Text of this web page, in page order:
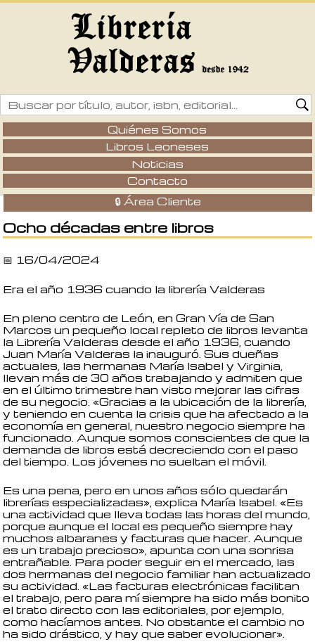
Quiénes Somos
Libros Leoneses
Noticias
Contacto
🔒 Área Cliente
Ocho décadas entre libros
📅 16/04/2024
Era el año 1936 cuando la librería Valderas
En pleno centro de León, en Gran Vía de San
Marcos un pequeño local repleto de libros levanta
la Librería Valderas desde el año 1936, cuando
Juan María Valderas la inauguró. Sus dueñas
actuales, las hermanas María Isabel y Virginia,
llevan más de 30 años trabajando y admiten que
en el último trimestre han visto mejorar las cifras
de su negocio. «Gracias a la ubicación de la librería,
y teniendo en cuenta la crisis que ha afectado a la
economía en general, nuestro negocio siempre ha
funcionado. Aunque somos conscientes de que la
demanda de libros está decreciendo con el paso
del tiempo. Los jóvenes no sueltan el móvil.
Es una pena, pero en unos años sólo quedarán
librerías especializadas», explica María Isabel. «Es
una actividad que lleva todas las horas del mundo,
porque aunque el local es pequeño siempre hay
muchos albaranes y facturas que hacer. Aunque
es un trabajo precioso», apunta con una sonrisa
entrañable. Para poder seguir en el mercado, las
dos hermanas del negocio familiar han actualizado
su actividad. «Las facturas electrónicas facilitan
el trabajo, pero para mí siempre ha sido más bonito
el trato directo con las editoriales, por ejemplo,
como hacíamos antes. No obstante el cambio no
ha sido drástico, y hay que saber evolucionar».